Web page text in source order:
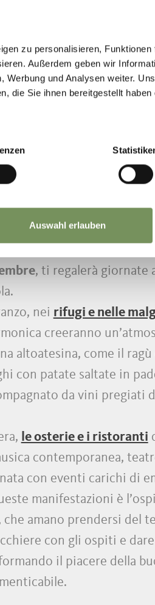
zu personalisieren,
Außerdem geben wir
und Analysen weiter.
die Sie ihnen bereitgestellt
Auswahl erlauben
e cultura a
, ti regalerà giornate
nei rifugi e nelle
creeranno
altoatesina, come il
con patate saltate in
da vini pregiati
le osterie e i ristoranti
contemporanea,
con eventi carichi di
manifestazioni è
che amano prendersi del
con gli ospiti e
il piacere della